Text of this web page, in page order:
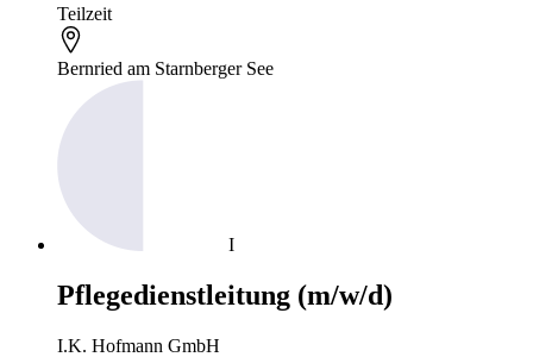
Teilzeit
Bernried am Starnberger See
I
Pflegedienstleitung (m/w/d)
I.K. Hofmann GmbH